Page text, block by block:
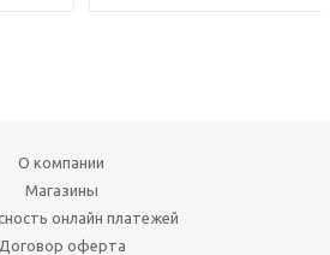
О компании
Магазины
онлайн платежей
Договор оферта